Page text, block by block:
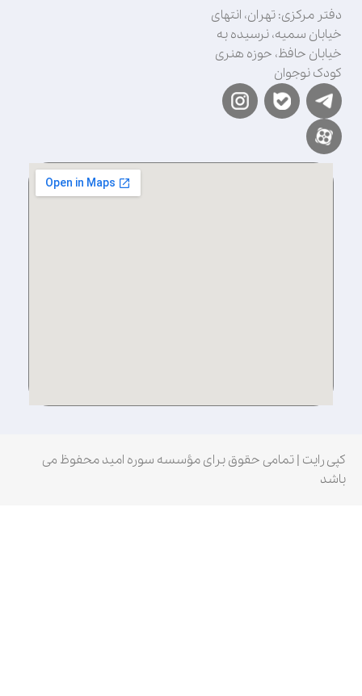
دفتر مرکزی: تهران، انتهای
خیابان سمیه، نرسیده به
خیابان حافظ، حوزه هنری
کودک نوجوان
کپی رایت | تمامی حقوق برای مؤسسه سوره امید محفوظ می
باشد